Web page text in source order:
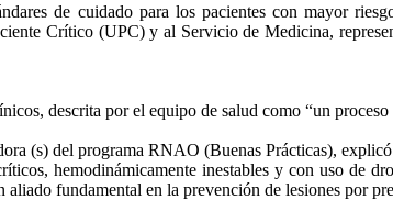
de cuidado para los pacientes con mayor
Crítico (UPC) y al Servicio de Medicina,
descrita por el equipo de salud como “un
(s) del programa RNAO (Buenas Prácticas),
hemodinámicamente inestables y con uso de
aliado fundamental en la prevención de lesiones por